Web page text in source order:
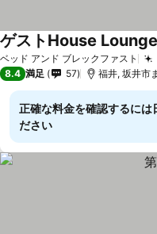
ベッド アンド ブレックファスト
ゲストHouse
8.4 満足 57 福井, 坂井市
正確な料金を確認するには
ださい